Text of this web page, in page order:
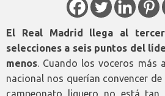
El Real Madrid llega al
selecciones a seis puntos del
menos. Cuando los voceros más
nacional nos querían convencer
campeonato liguero no está